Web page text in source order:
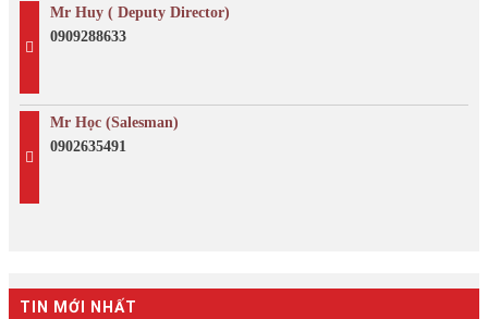
Mr Huy ( Deputy Director)
0909288633
Mr Học (Salesman)
0902635491
TIN MỚI NHẤT